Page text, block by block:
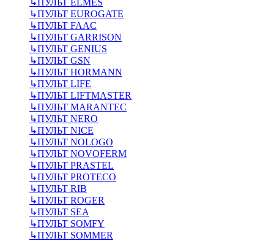
↳ПУЛЬТ ELMES
↳ПУЛЬТ EUROGATE
↳ПУЛЬТ FAAC
↳ПУЛЬТ GARRISON
↳ПУЛЬТ GENIUS
↳ПУЛЬТ GSN
↳ПУЛЬТ HORMANN
↳ПУЛЬТ LIFE
↳ПУЛЬТ LIFTMASTER
↳ПУЛЬТ MARANTEC
↳ПУЛЬТ NERO
↳ПУЛЬТ NICE
↳ПУЛЬТ NOLOGO
↳ПУЛЬТ NOVOFERM
↳ПУЛЬТ PRASTEL
↳ПУЛЬТ PROTECO
↳ПУЛЬТ RIB
↳ПУЛЬТ ROGER
↳ПУЛЬТ SEA
↳ПУЛЬТ SOMFY
↳ПУЛЬТ SOMMER